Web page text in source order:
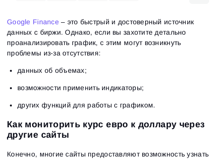
Google Finance – это быстрый и достоверный источник
данных с биржи. Однако, если вы захотите детально
проанализировать график, с этим могут возникнуть
проблемы из-за отсутствия:
данных об объемах;
возможности применить индикаторы;
других функций для работы с графиком.
Как мониторить курс евро к доллару через
другие сайты
Конечно, многие сайты предоставляют возможность узнать